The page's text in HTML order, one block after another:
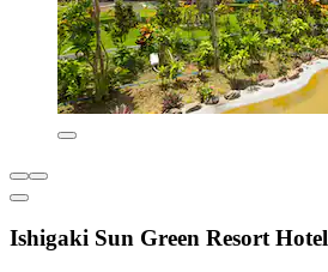
Ishigaki Sun Green Resort Hotel